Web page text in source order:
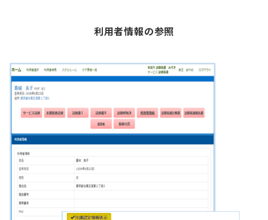
利用者情報の参照